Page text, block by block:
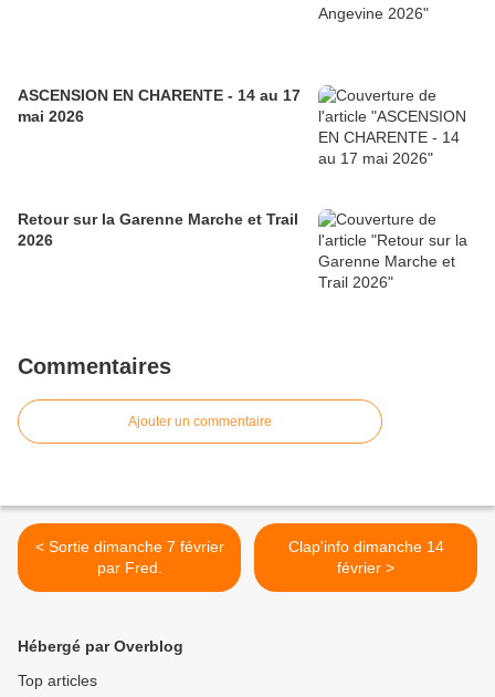
ASCENSION EN CHARENTE - 14 au 17
mai 2026
Retour sur la Garenne Marche et Trail
2026
Commentaires
Ajouter un commentaire
< Sortie dimanche 7 février
par Fred.
Clap'info dimanche 14
février >
Hébergé par Overblog
Top articles